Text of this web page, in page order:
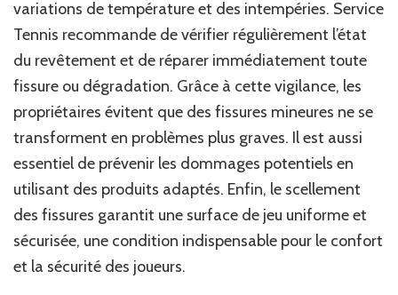
variations de température et des intempéries. Service
Tennis recommande de vérifier régulièrement l’état
du revêtement et de réparer immédiatement toute
fissure ou dégradation. Grâce à cette vigilance, les
propriétaires évitent que des fissures mineures ne se
transforment en problèmes plus graves. Il est aussi
essentiel de prévenir les dommages potentiels en
utilisant des produits adaptés. Enfin, le scellement
des fissures garantit une surface de jeu uniforme et
sécurisée, une condition indispensable pour le confort
et la sécurité des joueurs.